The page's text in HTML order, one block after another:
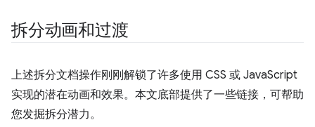
拆分动画和过渡
上述拆分文档操作刚刚解锁了许多使用 CSS 或 JavaScript
实现的潜在动画和效果。本文底部提供了一些链接，可帮助
您发掘拆分潜力。